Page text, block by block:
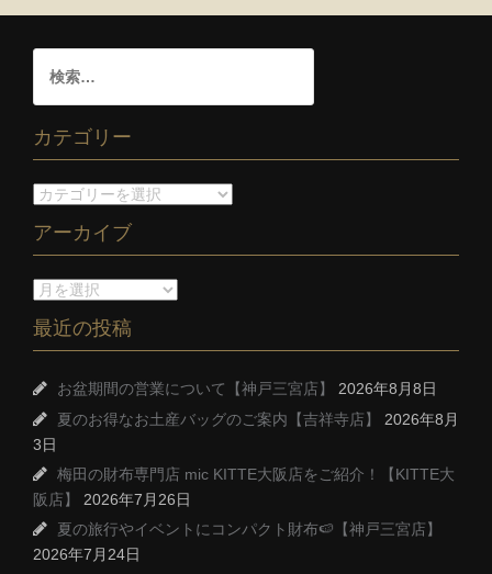
カテゴリー
アーカイブ
最近の投稿
お盆期間の営業について【神戸三宮店】
2026年8月8日
夏のお得なお土産バッグのご案内【吉祥寺店】
2026年8月
3日
梅田の財布専門店 mic KITTE大阪店をご紹介！【KITTE大
阪店】
2026年7月26日
夏の旅行やイベントにコンパクト財布🍉【神戸三宮店】
2026年7月24日